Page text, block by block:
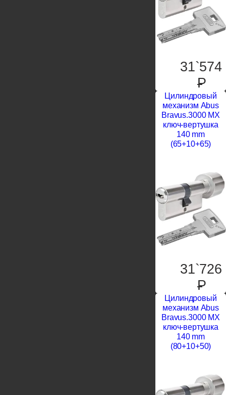
31`574
P
Цилиндровый
механизм Abus
Bravus.3000 MX
ключ-вертушка
140 mm
(65+10+65)
31`726
P
Цилиндровый
механизм Abus
Bravus.3000 MX
ключ-вертушка
140 mm
(80+10+50)